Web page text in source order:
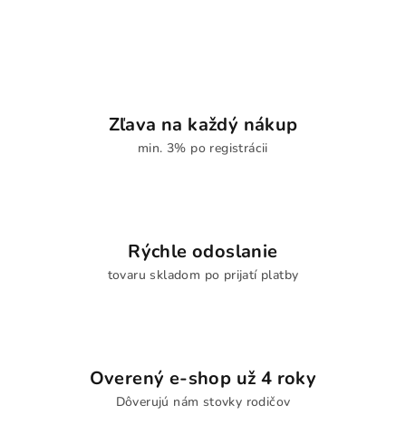
i
e
p
y
v
ý
Zľava na každý nákup
min. 3% po registrácii
Rýchle odoslanie
tovaru skladom po prijatí platby
Overený e-shop už 4 roky
Dôverujú nám stovky rodičov